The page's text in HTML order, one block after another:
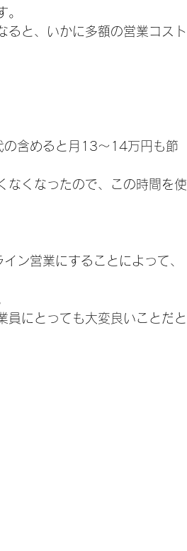
。
ると、いかに多額の営業コスト
の含めると月13～14万円も節
なくなったので、この時間を使
ン営業にすることによって、
員にとっても大変良いことだと